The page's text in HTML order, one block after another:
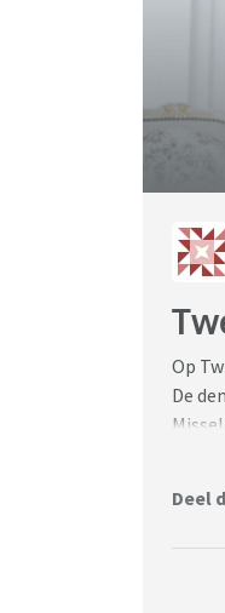
Op
De
de
men
wat
Deel